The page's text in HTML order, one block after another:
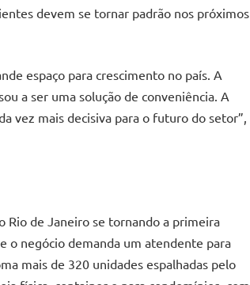
devem se tornar padrão nos próximos
espaço para crescimento no país. A
a ser uma solução de conveniência. A
vez mais decisiva para o futuro do setor”,
Rio de Janeiro se tornando a primeira
o negócio demanda um atendente para
mais de 320 unidades espalhadas pelo